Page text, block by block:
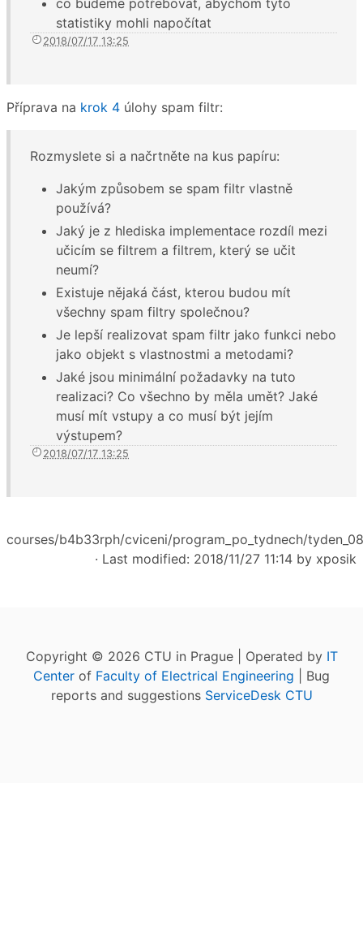
statistiky mohli napočítat
2018/07/17 13:25
Příprava na krok 4 úlohy spam filtr:
Rozmyslete si a načrtněte na kus papíru:
Jakým způsobem se spam filtr vlastně
používá?
Jaký je z hlediska implementace rozdíl mezi
učicím se filtrem a filtrem, který se učit
neumí?
Existuje nějaká část, kterou budou mít
všechny spam filtry společnou?
Je lepší realizovat spam filtr jako funkci nebo
jako objekt s vlastnostmi a metodami?
Jaké jsou minimální požadavky na tuto
realizaci? Co všechno by měla umět? Jaké
musí mít vstupy a co musí být jejím
výstupem?
2018/07/17 13:25
courses/b4b33rph/cviceni/program_po_tydnech/
· Last modified: 2018/11/27 11:14 by xposik
Copyright © 2026 CTU in Prague | Operated by IT
Center of Faculty of Electrical Engineering | Bug
reports and suggestions ServiceDesk CTU